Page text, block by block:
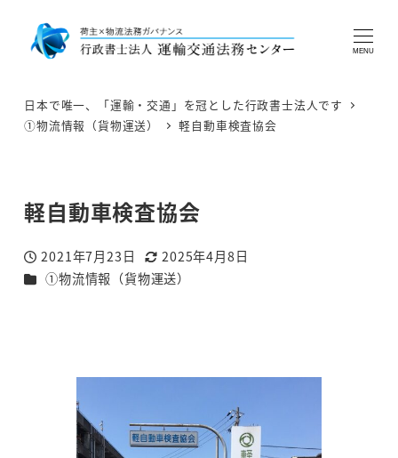
MENU
日本で唯一、「運輸・交通」を冠とした行政書士法人です
①物流情報（貨物運送）
軽自動車検査協会
軽自動車検査協会
投稿日
2021年7月23日
更新日
2025年4月8日
カテゴリー
①物流情報（貨物運送）